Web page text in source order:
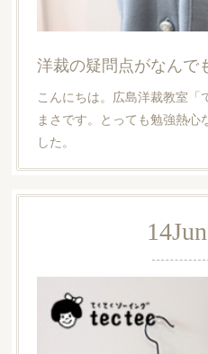
こんにちは。広島洋裁教室
まさです。とっても勉強熱心
した。
14Jun